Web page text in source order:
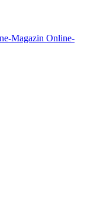
Online-